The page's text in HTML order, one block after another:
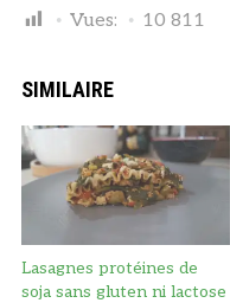
Vues: 10 811
SIMILAIRE
Lasagnes protéines de
soja sans gluten ni lactose